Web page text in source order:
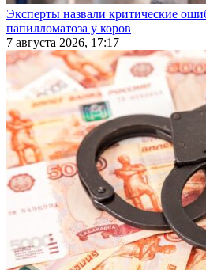
Эксперты назвали критические
папилломатоза у коров
7 августа 2026, 17:17